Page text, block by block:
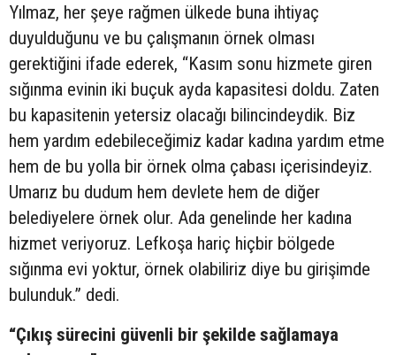
Yılmaz, her şeye rağmen ülkede buna ihtiyaç
duyulduğunu ve bu çalışmanın örnek olması
gerektiğini ifade ederek, “Kasım sonu hizmete giren
sığınma evinin iki buçuk ayda kapasitesi doldu. Zaten
bu kapasitenin yetersiz olacağı bilincindeydik. Biz
hem yardım edebileceğimiz kadar kadına yardım etme
hem de bu yolla bir örnek olma çabası içerisindeyiz.
Umarız bu dudum hem devlete hem de diğer
belediyelere örnek olur. Ada genelinde her kadına
hizmet veriyoruz. Lefkoşa hariç hiçbir bölgede
sığınma evi yoktur, örnek olabiliriz diye bu girişimde
bulunduk.” dedi.
“Çıkış sürecini güvenli bir şekilde sağlamaya